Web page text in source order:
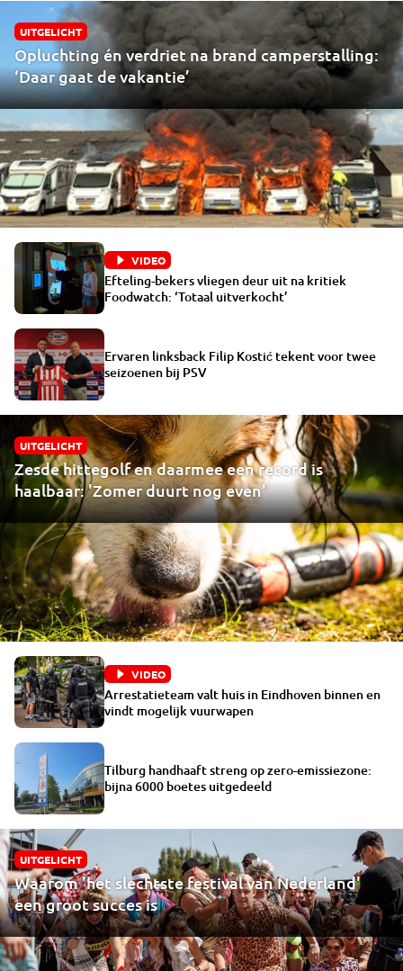
UITGELICHT
Opluchting én verdriet na brand camperstalling:
‘Daar gaat de vakantie’
VIDEO
Efteling-bekers vliegen deur uit na kritiek
Foodwatch: ‘Totaal uitverkocht’
Ervaren linksback Filip Kostić tekent voor twee
seizoenen bij PSV
UITGELICHT
Zesde hittegolf en daarmee een record is
haalbaar: 'Zomer duurt nog even'
VIDEO
Arrestatieteam valt huis in Eindhoven binnen en
vindt mogelijk vuurwapen
Tilburg handhaaft streng op zero-emissiezone:
bijna 6000 boetes uitgedeeld
UITGELICHT
Waarom 'het slechtste festival van Nederland'
een groot succes is